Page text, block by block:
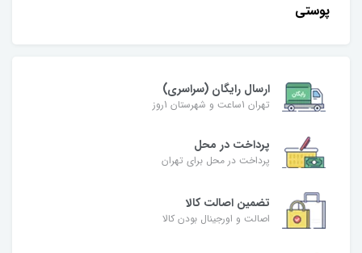
پوستی
ارسال رایگان (سراسری)
تهران 1ساعت و شهرستان 1روز
پرداخت در محل
پرداخت در محل برای تهران
تضمین اصالت کالا
اصالت و اورجینال بودن کالا